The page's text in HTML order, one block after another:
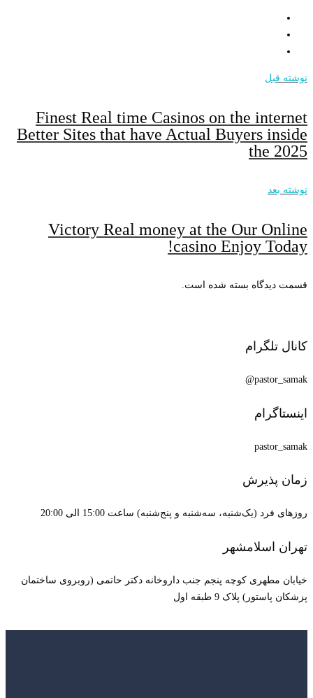
Finest Real time Casinos on the
Better Sites that have Actual Buyers
Victory Real money at the Our
casino Enjoy
بسته شده است.
سه‌شنبه و پنج‌شنبه) ساعت 15:00 الی 20:00
کوچه پنجم جنب داروخانه دکتر حاتمی (روبروی ساختمان
پلاک 9 طبقه اول